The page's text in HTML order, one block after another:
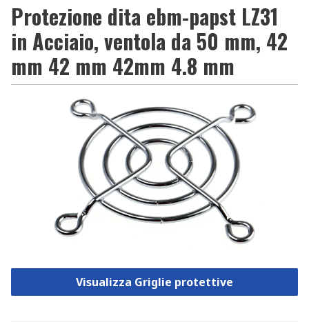
Protezione dita ebm-papst LZ31
in Acciaio, ventola da 50 mm, 42
mm 42 mm 42mm 4.8 mm
Visualizza Griglie protettive